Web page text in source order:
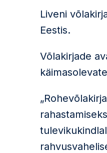
Liveni
Eestis.
Võlakirjade